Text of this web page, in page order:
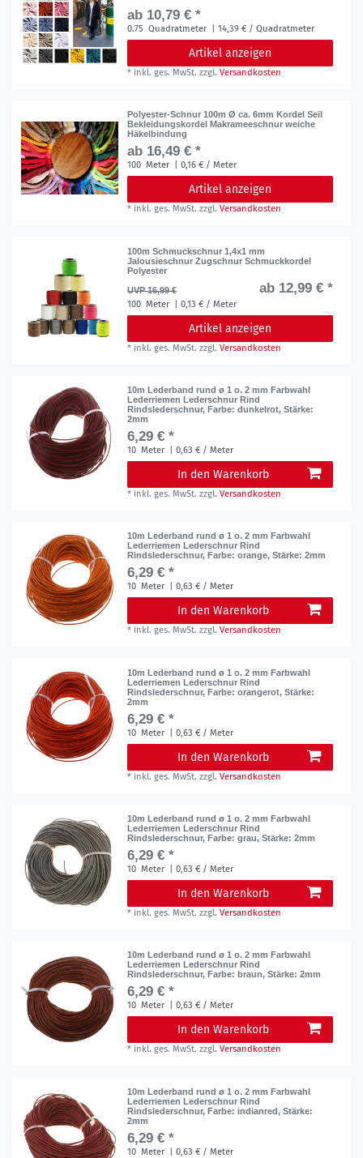
ab 10,79 € *
0.75 Quadratmeter | 14,39 € / Quadratmeter
Artikel anzeigen
* inkl. ges. MwSt. zzgl.Versandkosten
Polyester-Schnur 100m Ø ca. 6mm Kordel Seil
Bekleidungskordel Makrameeschnur weiche
Häkelbindung
ab 16,49 € *
100 Meter | 0,16 € / Meter
Artikel anzeigen
* inkl. ges. MwSt. zzgl.Versandkosten
100m Schmuckschnur 1,4x1 mm
Jalousieschnur Zugschnur Schmuckkordel
Polyester
UVP 16,99 €
ab 12,99 € *
100 Meter | 0,13 € / Meter
Artikel anzeigen
* inkl. ges. MwSt. zzgl.Versandkosten
10m Lederband rund ø 1 o. 2 mm Farbwahl
Lederriemen Lederschnur Rind
Rindslederschnur, Farbe: dunkelrot, Stärke:
2mm
6,29 € *
10 Meter | 0,63 € / Meter
In den Warenkorb
* inkl. ges. MwSt. zzgl.Versandkosten
10m Lederband rund ø 1 o. 2 mm Farbwahl
Lederriemen Lederschnur Rind
Rindslederschnur, Farbe: orange, Stärke: 2mm
6,29 € *
10 Meter | 0,63 € / Meter
In den Warenkorb
* inkl. ges. MwSt. zzgl.Versandkosten
10m Lederband rund ø 1 o. 2 mm Farbwahl
Lederriemen Lederschnur Rind
Rindslederschnur, Farbe: orangerot, Stärke:
2mm
6,29 € *
10 Meter | 0,63 € / Meter
In den Warenkorb
* inkl. ges. MwSt. zzgl.Versandkosten
10m Lederband rund ø 1 o. 2 mm Farbwahl
Lederriemen Lederschnur Rind
Rindslederschnur, Farbe: grau, Stärke: 2mm
6,29 € *
10 Meter | 0,63 € / Meter
In den Warenkorb
* inkl. ges. MwSt. zzgl.Versandkosten
10m Lederband rund ø 1 o. 2 mm Farbwahl
Lederriemen Lederschnur Rind
Rindslederschnur, Farbe: braun, Stärke: 2mm
6,29 € *
10 Meter | 0,63 € / Meter
In den Warenkorb
* inkl. ges. MwSt. zzgl.Versandkosten
10m Lederband rund ø 1 o. 2 mm Farbwahl
Lederriemen Lederschnur Rind
Rindslederschnur, Farbe: indianred, Stärke:
2mm
6,29 € *
10 Meter | 0,63 € / Meter